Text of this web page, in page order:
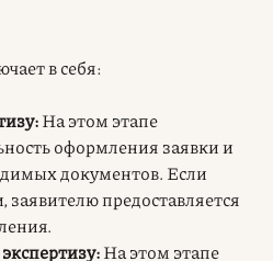
в себя:
На этом этапе
оформления заявки и
документов. Если
предоставляется
На этом этапе